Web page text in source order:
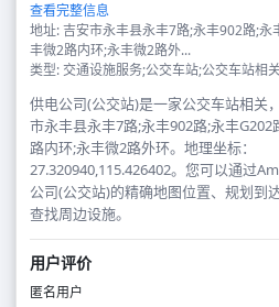
查看完整信息
地址: 吉安市永丰县永丰7路;永丰902路;永
丰微2路内环;永丰微2路外...
类型: 交通设施服务;公交车站;公交车站相
供电公司(公交站)是一家公交车站相关
市永丰县永丰7路;永丰902路;永丰G202
路内环;永丰微2路外环。地理坐标：
27.320940,115.426402。您可以通过
公司(公交站)的精确地图位置、规划到
查找周边设施。
用户评价
匿名用户